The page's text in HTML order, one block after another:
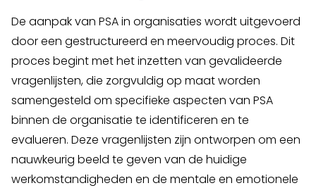
De aanpak van PSA in organisaties wordt uitgevoerd
door een gestructureerd en meervoudig proces. Dit
proces begint met het inzetten van gevalideerde
vragenlijsten, die zorgvuldig op maat worden
samengesteld om specifieke aspecten van PSA
binnen de organisatie te identificeren en te
evalueren. Deze vragenlijsten zijn ontworpen om een
nauwkeurig beeld te geven van de huidige
werkomstandigheden en de mentale en emotionele